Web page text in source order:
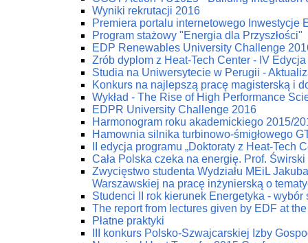
Wyniki rekrutacji 2016
Premiera portalu internetowego Inwestycje
Program stażowy "Energia dla Przyszłości"
EDP Renewables University Challenge
Zrób dyplom z Heat-Tech Center - IV
Studia na Uniwersytecie w Perugii -
Konkurs na najlepszą pracę magisterską i
Wykład - The Rise of High Performance
EDPR University Challenge 2016
Harmonogram roku akademickiego 2015/
Hamownia silnika turbinowo-śmigłowego
II edycja programu „Doktoraty z Heat-Tech
Cała Polska czeka na energię. Prof. Świrski
Zwycięstwo studenta Wydziału MEiL
Warszawskiej na pracę inżynierską o
Studenci II rok kierunek Energetyka - wybór
The report from lectures given by EDF at
Płatne praktyki
III konkurs Polsko-Szwajcarskiej Izby